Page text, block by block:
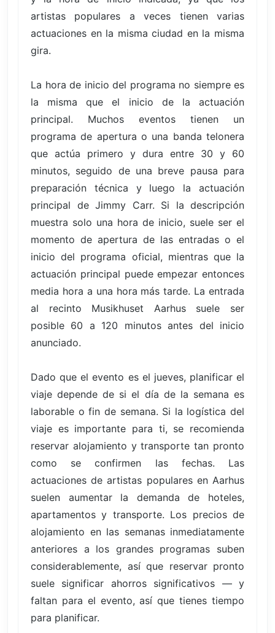
artistas populares a veces tienen varias
actuaciones en la misma ciudad en la misma
gira.
La hora de inicio del programa no siempre es
la misma que el inicio de la actuación
principal. Muchos eventos tienen un
programa de apertura o una banda telonera
que actúa primero y dura entre 30 y 60
minutos, seguido de una breve pausa para
preparación técnica y luego la actuación
principal de Jimmy Carr. Si la descripción
muestra solo una hora de inicio, suele ser el
momento de apertura de las entradas o el
inicio del programa oficial, mientras que la
actuación principal puede empezar entonces
media hora a una hora más tarde. La entrada
al recinto Musikhuset Aarhus suele ser
posible 60 a 120 minutos antes del inicio
anunciado.
Dado que el evento es el jueves, planificar el
viaje depende de si el día de la semana es
laborable o fin de semana. Si la logística del
viaje es importante para ti, se recomienda
reservar alojamiento y transporte tan pronto
como se confirmen las fechas. Las
actuaciones de artistas populares en Aarhus
suelen aumentar la demanda de hoteles,
apartamentos y transporte. Los precios de
alojamiento en las semanas inmediatamente
anteriores a los grandes programas suben
considerablemente, así que reservar pronto
suele significar ahorros significativos — y
faltan para el evento, así que tienes tiempo
para planificar.